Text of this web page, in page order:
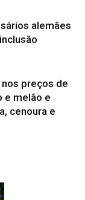
alemães
preços de
e melão e
cenoura e